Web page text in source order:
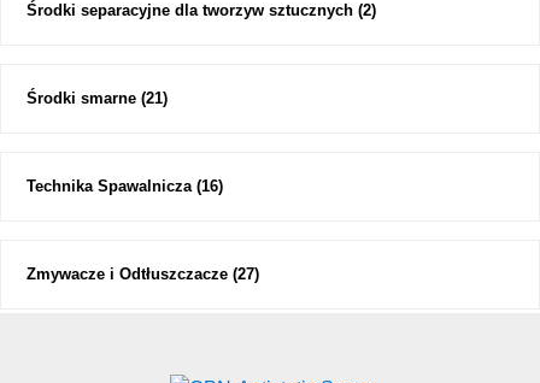
Środki separacyjne dla tworzyw sztucznych (2)
Środki smarne (21)
Technika Spawalnicza (16)
Zmywacze i Odtłuszczacze (27)